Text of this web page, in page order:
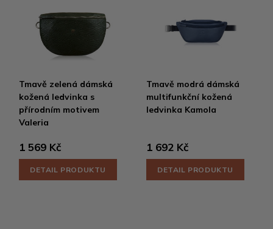
Tmavě zelená dámská
kožená ledvinka s
přírodním motivem
Valeria
1 569 Kč
DETAIL PRODUKTU
Tmavě modrá dámská
multifunkční kožená
ledvinka Kamola
1 692 Kč
DETAIL PRODUKTU